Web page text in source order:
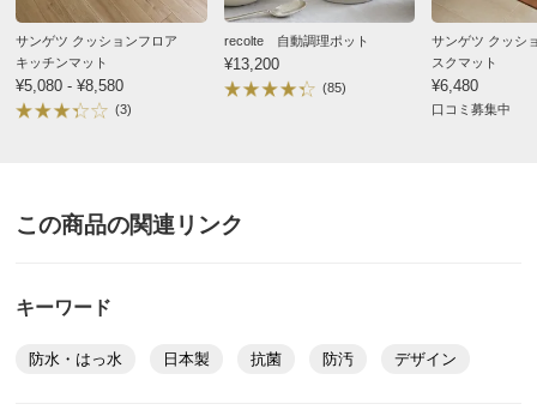
商品名・特徴
≪約180×250cm≫ サンゲツ クッションフロア ダイニ
ングラグ
価格 税込 ¥13,619 税抜
別
※商品1個につき、上記配送料金となります。
お部屋に入らず吊り上げをする場合、別途以下の作業代金がかか
2025/09/08
素材がしっかりしており、色もリビングに馴染んでいい
サンゲツ クッションフロア
キッチンマット
¥5,080 - ¥8,580
(3)
recolte 自動調理ポット
¥13,200
(85)
サンゲツ クッシ
スクマット
¥6,480
口コミ募集中
この商品の関連リンク
キーワード
防水・はっ水 日本製 抗菌 防汚 デザイン